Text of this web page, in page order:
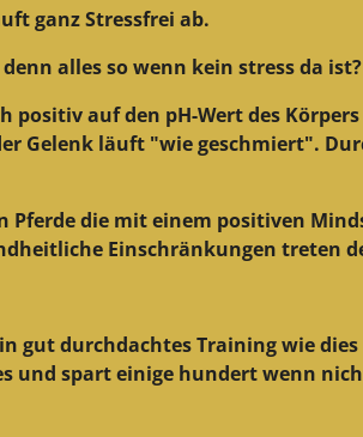
ganz Stressfrei ab.
alles so wenn kein stress da ist?
positiv auf den pH-Wert des
Gelenk läuft "wie geschmiert".
Pferde die mit einem positiven
Einschränkungen treten
gut durchdachtes Training wie
und spart einige hundert wenn